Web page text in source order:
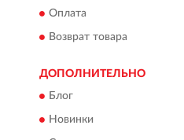
Оплата
Возврат товара
ДОПОЛНИТЕЛЬНО
Блог
Новинки